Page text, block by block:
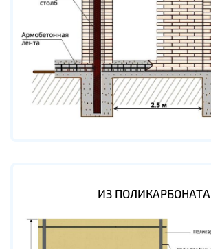
ИЗ ПОЛИКАРБОНАТА